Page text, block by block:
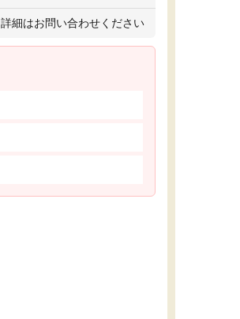
詳細はお問い合わせください